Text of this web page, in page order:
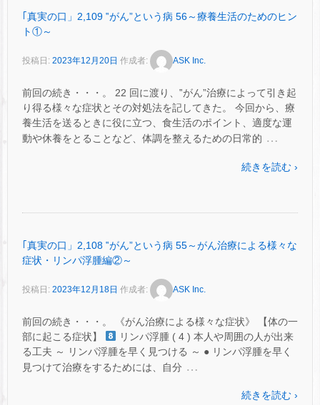
｢真実の口」2,109 ‟がん”という病 56～療養生活のためのヒン
ト①～
投稿日: 2023年12月20日 作成者: ASK Inc.
前回の続き・・・。 22 回に渡り、‟がん”治療によって引き起
り得る様々な症状とその対処法を記してきた。 今回から、療
養生活を送るときに役に立つ、食生活のポイント、適度な運
動や休養をとることなど、体調を整えるための日常的 …
続きを読む ›
｢真実の口」2,108 ‟がん”という病 55～がん治療による様々な
症状・リンパ浮腫編②～
投稿日: 2023年12月18日 作成者: ASK Inc.
前回の続き・・・。 《がん治療による様々な症状》 【体の一
部に起こる症状】
リンパ浮腫 ( 4 ) 本人や周囲の人が出来
る工夫 ～ リンパ浮腫を早く見つける ～ ● リンパ浮腫を早く
見つけて治療をするためには、自分 …
続きを読む ›